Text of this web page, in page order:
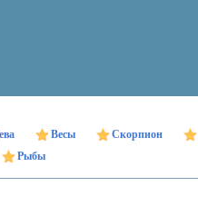
Весы Скорпион
Рыбы